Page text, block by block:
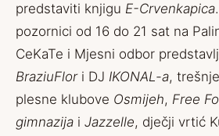
predstaviti knjigu E-Crvenkapica
pozornici od 16 do 21 sat na
CeKaTe i Mjesni odbor
BraziuFlori DJ IKONAL-a,
plesne klubove Osmijeh, Free
gimnazija i Jazzelle, dječji vrtić